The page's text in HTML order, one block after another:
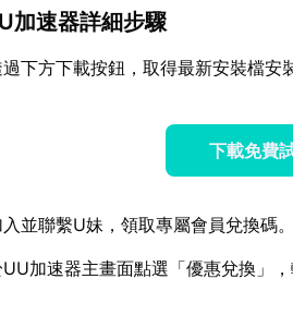
加速器詳細步驟
下方下載按鈕，取得最新安裝檔安
下載免費
並聯繫U妹，領取專屬會員兌換碼。
加速器主畫面點選「優惠兌換」